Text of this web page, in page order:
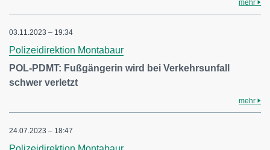
mehr
03.11.2023 – 19:34
Polizeidirektion Montabaur
POL-PDMT: Fußgängerin wird bei Verkehrsunfall
schwer verletzt
mehr
24.07.2023 – 18:47